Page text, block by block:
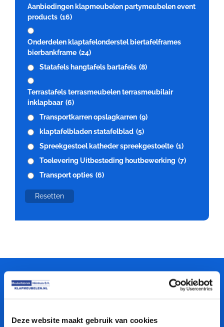
Deze website maakt gebruik van cookies
Aanbiedingen klapmeubelen partymeubelen event
products (16)
Onderdelen klaptafelonderstel biertafelframes
bierbankframe (24)
Statafels hangtafels bartafels (8)
Terrastafels terrasmeubelen terrasmeubilair
inklapbaar (6)
Transportkarren opslagkarren (9)
klaptafelbladen statafelblad (5)
Spreekgestoel katheder spreekgestoelte (1)
Toelevering Uitbesteding houtbewerking (7)
Transport opties (6)
Resetten
Meubelfabriek
PROFITEER VAN ONZE KENNIS